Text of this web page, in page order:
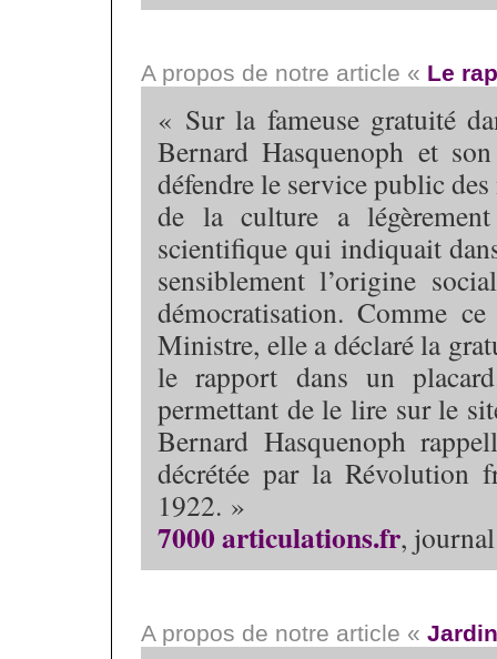
A propos de notre article « Le
« Sur la fameuse gratuité
Bernard Hasquenoph et
défendre le service public
de la culture a
scientifique qui indiquait
sensiblement l’origine
démocratisation. Comme
Ministre, elle a déclaré la
le rapport dans un
permettant de le lire sur le
Bernard Hasquenoph
décrétée par la Révolution
1922. »
7000 articulations.fr,
A propos de notre article «